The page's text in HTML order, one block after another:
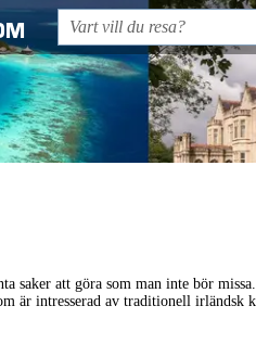
saker att göra som man inte bör
är intresserad av traditionell irländsk